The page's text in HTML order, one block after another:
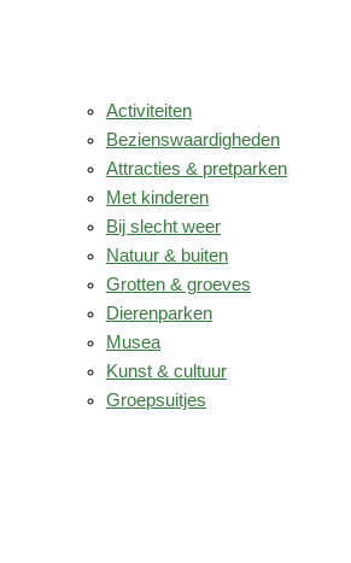
Activiteiten
Bezienswaardigheden
Attracties & pretparken
Met kinderen
Bij slecht weer
Natuur & buiten
Grotten & groeves
Dierenparken
Musea
Kunst & cultuur
Groepsuitjes